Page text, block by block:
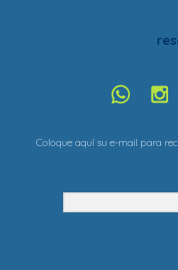
Coloque aquí su e-mail para